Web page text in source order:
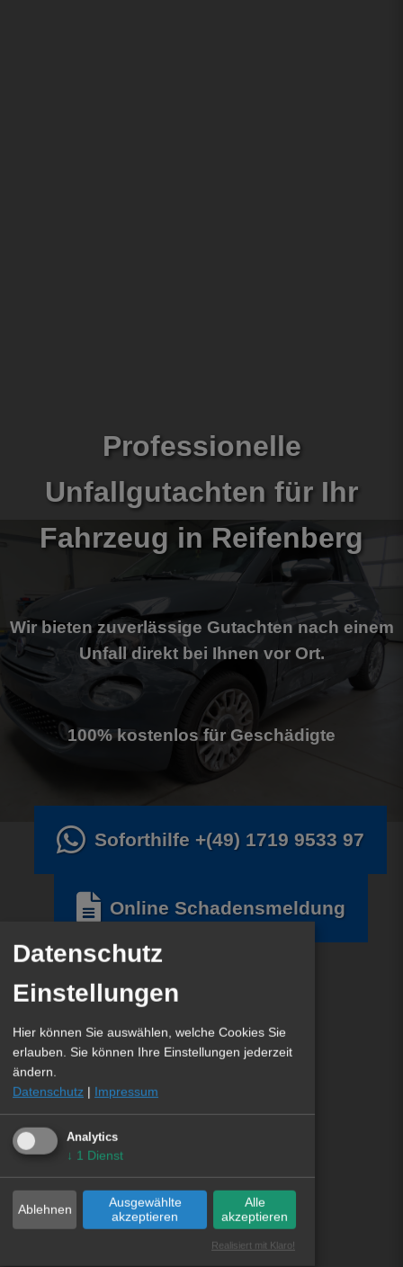
Professionelle
Unfallgutachten für Ihr
Fahrzeug in Reifenberg
Wir bieten zuverlässige Gutachten nach einem
Unfall direkt bei Ihnen vor Ort.
100% kostenlos für Geschädigte
Soforthilfe +(49) 1719 9533 97
Online Schadensmeldung
Datenschutz
Einstellungen
Hier können Sie auswählen, welche Cookies Sie
erlauben. Sie können Ihre Einstellungen jederzeit
ändern.
Datenschutz | Impressum
Analytics
↓ 1 Dienst
Ablehnen
Ausgewählte
akzeptieren
Alle
akzeptieren
Realisiert mit Klaro!